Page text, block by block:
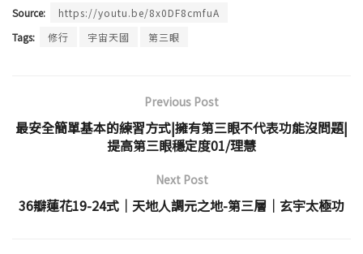
Source:
https://youtu.be/8x0DF8cmfuA
Tags:
修行 宇宙天國 第三眼
Previous Post
最安全簡單基本的練習方式|擁有第三眼不代表功能沒問題|
提高第三眼穩定度01/理慧
Next Post
36瓣蓮花19-24式│天地人調元之地-第三層│玄宇太極功